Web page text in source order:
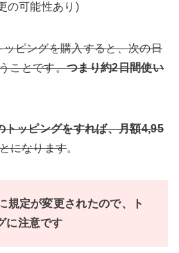
の可能性あり)
ピングを購入すると、次の日
ことです。つまり約2日間使い
トッピングをすれば、月額4,95
になります。
規定が変更されたので、ト
に注意です